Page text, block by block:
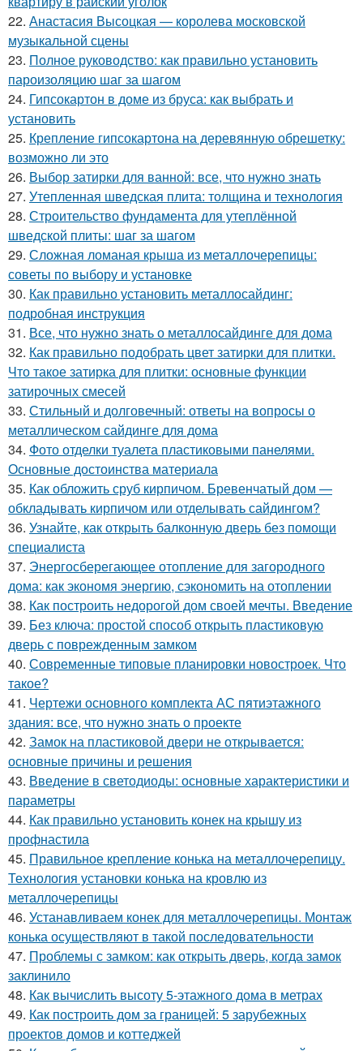
22. Анастасия Высоцкая — королева московской
музыкальной сцены
23. Полное руководство: как правильно установить
пароизоляцию шаг за шагом
24. Гипсокартон в доме из бруса: как выбрать и
установить
25. Крепление гипсокартона на деревянную обрешетку:
возможно ли это
26. Выбор затирки для ванной: все, что нужно знать
27. Утепленная шведская плита: толщина и технология
28. Строительство фундамента для утеплённой
шведской плиты: шаг за шагом
29. Сложная ломаная крыша из металлочерепицы:
советы по выбору и установке
30. Как правильно установить металлосайдинг:
подробная инструкция
31. Все, что нужно знать о металлосайдинге для дома
32. Как правильно подобрать цвет затирки для плитки.
Что такое затирка для плитки: основные функции
затирочных смесей
33. Стильный и долговечный: ответы на вопросы о
металлическом сайдинге для дома
34. Фото отделки туалета пластиковыми панелями.
Основные достоинства материала
35. Как обложить сруб кирпичом. Бревенчатый дом —
обкладывать кирпичом или отделывать сайдингом?
36. Узнайте, как открыть балконную дверь без помощи
специалиста
37. Энергосберегающее отопление для загородного
дома: как экономя энергию, сэкономить на отоплении
38. Как построить недорогой дом своей мечты. Введение
39. Без ключа: простой способ открыть пластиковую
дверь с поврежденным замком
40. Современные типовые планировки новостроек. Что
такое?
41. Чертежи основного комплекта АС пятиэтажного
здания: все, что нужно знать о проекте
42. Замок на пластиковой двери не открывается:
основные причины и решения
43. Введение в светодиоды: основные характеристики и
параметры
44. Как правильно установить конек на крышу из
профнастила
45. Правильное крепление конька на металлочерепицу.
Технология установки конька на кровлю из
металлочерепицы
46. Устанавливаем конек для металлочерепицы. Монтаж
конька осуществляют в такой последовательности
47. Проблемы с замком: как открыть дверь, когда замок
заклинило
48. Как вычислить высоту 5-этажного дома в метрах
49. Как построить дом за границей: 5 зарубежных
проектов домов и коттеджей